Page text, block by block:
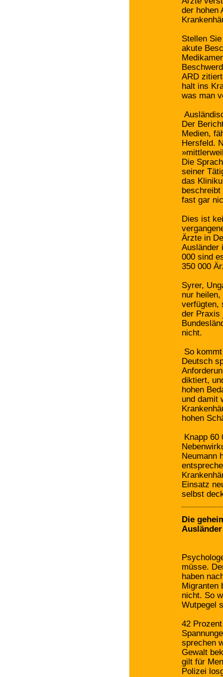
der hohen
Stellen
akute
ARD
halt ins
was man
Der
Medien,
Hersfeld.
Die
seiner
das
fast gar
Dies ist
Ärzte in
Ausländer
000 sind
350 000
Syrer,
nur
verfügten,
der Praxis
nicht.
So
Deutsch
diktiert,
hohen
und damit
hohen
Knapp 60
Neumann
Einsatz
selbst
Die
Ausländer
müsse.
haben
Migranten
nicht. So
Wutpegel
42
sprechen
Gewalt
gilt für
Polizei